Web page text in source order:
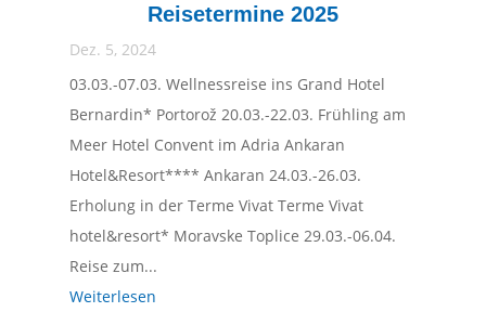
Reisetermine 2025
Dez. 5, 2024
03.03.-07.03. Wellnessreise ins Grand Hotel
Bernardin* Portorož 20.03.-22.03. Frühling am
Meer Hotel Convent im Adria Ankaran
Hotel&Resort**** Ankaran 24.03.-26.03.
Erholung in der Terme Vivat Terme Vivat
hotel&resort* Moravske Toplice 29.03.-06.04.
Reise zum...
Weiterlesen